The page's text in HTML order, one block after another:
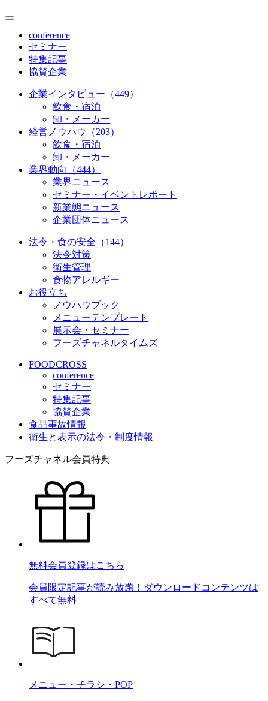
conference
セミナー
特集記事
協賛企業
企業インタビュー（449）
飲食・宿泊
卸・メーカー
経営ノウハウ（203）
飲食・宿泊
卸・メーカー
業界動向（444）
業界ニュース
セミナー・イベントレポート
新業態ニュース
企業団体ニュース
法令・食の安全（144）
法令対策
衛生管理
食物アレルギー
お役立ち
ノウハウブック
メニューテンプレート
展示会・セミナー
フーズチャネルタイムズ
FOODCROSS
conference
セミナー
特集記事
協賛企業
食品事故情報
衛生と表示の法令・制度情報
フーズチャネル会員特典
無料会員登録はこちら
会員限定記事が読み放題！ダウンロードコンテンツは
すべて無料
メニュー・チラシ・POP